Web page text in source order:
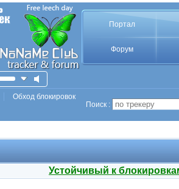
Портал
Форум
Обход блокировок
Поиск :
Устойчивый к